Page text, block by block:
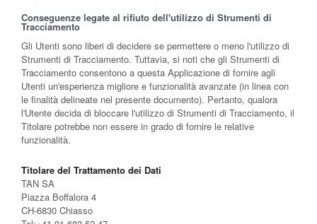
Conseguenze legate al rifiuto dell'utilizzo di Strumenti di
Tracciamento
Gli Utenti sono liberi di decidere se permettere o meno l'utilizzo di
Strumenti di Tracciamento. Tuttavia, si noti che gli Strumenti di
Tracciamento consentono a questa Applicazione di fornire agli
Utenti un'esperienza migliore e funzionalità avanzate (in linea con
le finalità delineate nel presente documento). Pertanto, qualora
l'Utente decida di bloccare l'utilizzo di Strumenti di Tracciamento, il
Titolare potrebbe non essere in grado di fornire le relative
funzionalità.
Titolare del Trattamento dei Dati
TAN SA
Piazza Boffalora 4
CH-6830 Chiasso